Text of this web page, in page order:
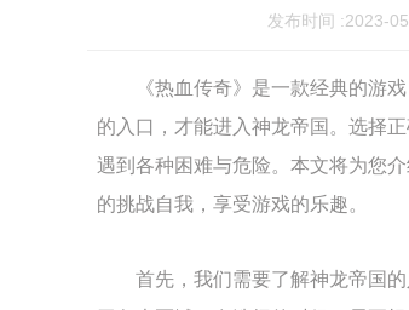
发布时间 :2023-
《热血传奇》是一款经典的游
的入口，才能进入神龙帝国。选择
遇到各种困难与危险。本文将为您
的挑战自我，享受游戏的乐趣。
首先，我们需要了解神龙帝国